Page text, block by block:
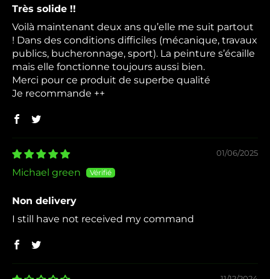
Très solide !!
Voilà maintenant deux ans qu’elle me suit partout
! Dans des conditions difficiles (mécanique, travaux
publics, bucheronnage, sport). La peinture s’écaille
mais elle fonctionne toujours aussi bien.
Merci pour ce produit de superbe qualité
Je recommande ++
01/06/2025
Michael green
Non delivery
I still have not received my command